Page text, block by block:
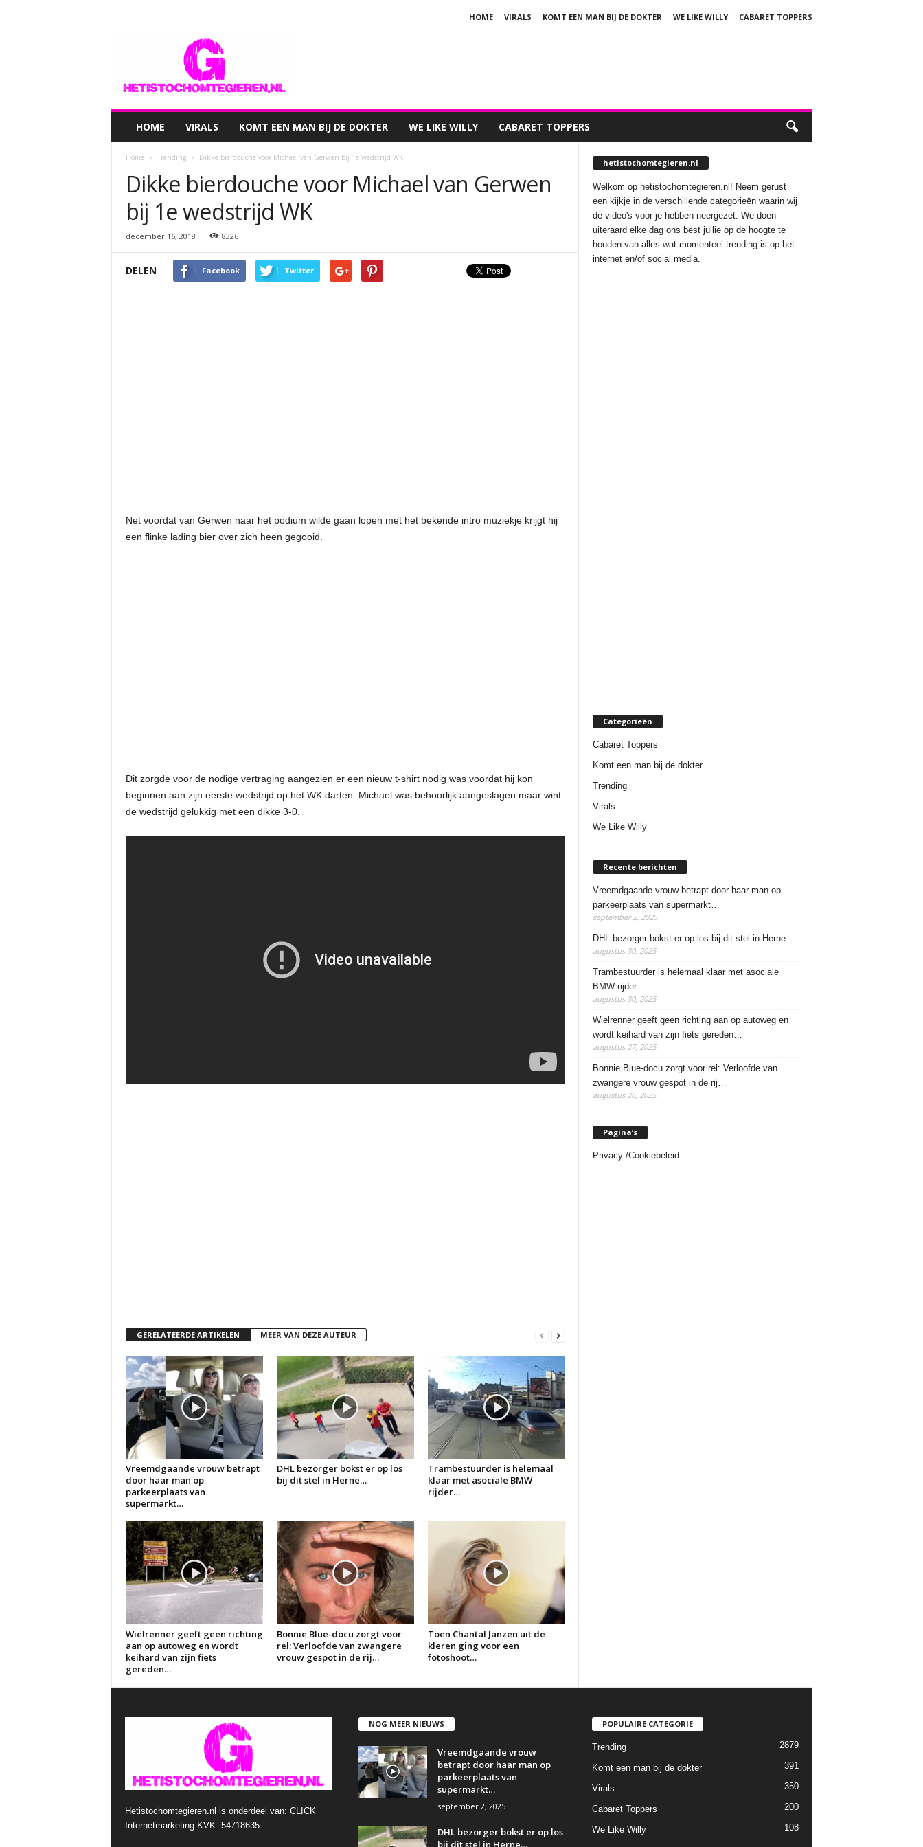
HOME VIRALS KOMT EEN MAN BIJ DE DOKTER WE LIKE WILLY
CABARET TOPPERS
HOME VIRALS KOMT EEN MAN BIJ DE DOKTER WE LIKE WILLY CABARET TOPPERS
Home Trending Dikke bierdouche voor Michael van Gerwen bij 1e wedstrijd WK
Dikke bierdouche voor Michael van Gerwen
bij 1e wedstrijd WK
december 16, 2018 8326
DELEN Facebook Twitter
Net voordat van Gerwen naar het podium wilde gaan lopen met het bekende intro muziekje krijgt hij
een flinke lading bier over zich heen gegooid.
Dit zorgde voor de nodige vertraging aangezien er een nieuw t-shirt nodig was voordat hij kon
beginnen aan zijn eerste wedstrijd op het WK darten. Michael was behoorlijk aangeslagen maar wint
de wedstrijd gelukkig met een dikke 3-0.
GERELATEERDE ARTIKELEN MEER VAN DEZE AUTEUR
Vreemdgaande vrouw betrapt
door haar man op
parkeerplaats van
supermarkt…
DHL bezorger bokst er op los
bij dit stel in Herne…
Trambestuurder is helemaal
klaar met asociale BMW
rijder…
Wielrenner geeft geen richting
aan op autoweg en wordt
keihard van zijn fiets
gereden…
Bonnie Blue-docu zorgt voor
rel: Verloofde van zwangere
vrouw gespot in de rij…
Toen Chantal Janzen uit de
kleren ging voor een
fotoshoot…
hetistochomtegieren.nl
Welkom op hetistochomtegieren.nl! Neem gerust
een kijkje in de verschillende categorieën waarin wij
de video's voor je hebben neergezet. We doen
uiteraard elke dag ons best jullie op de hoogte te
houden van alles wat momenteel trending is op het
internet en/of social media.
Categorieën
Cabaret Toppers
Komt een man bij de dokter
Trending
Virals
We Like Willy
Recente berichten
Vreemdgaande vrouw betrapt door haar man op
parkeerplaats van supermarkt…
september 2, 2025
DHL bezorger bokst er op los bij dit stel in Herne…
augustus 30, 2025
Trambestuurder is helemaal klaar met asociale
BMW rijder…
augustus 30, 2025
Wielrenner geeft geen richting aan op autoweg en
wordt keihard van zijn fiets gereden…
augustus 27, 2025
Bonnie Blue-docu zorgt voor rel: Verloofde van
zwangere vrouw gespot in de rij…
augustus 26, 2025
Pagina’s
Privacy-/Cookiebeleid
Hetistochomtegieren.nl is onderdeel van: CLICK
Internetmarketing KVK: 54718635
NOG MEER NIEUWS
Vreemdgaande vrouw
betrapt door haar man op
parkeerplaats van
supermarkt…
september 2, 2025
DHL bezorger bokst er op los
bij dit stel in Herne…
POPULAIRE CATEGORIE
Trending 2879
Komt een man bij de dokter 391
Virals 350
Cabaret Toppers 200
We Like Willy 108